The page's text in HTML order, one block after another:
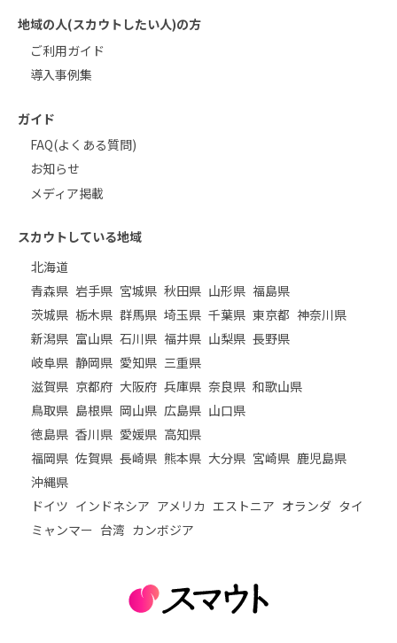
地域の人(スカウトしたい人)の方
ご利用ガイド
導入事例集
ガイド
FAQ(よくある質問)
お知らせ
メディア掲載
スカウトしている地域
北海道
青森県 岩手県 宮城県 秋田県 山形県 福島県
茨城県 栃木県 群馬県 埼玉県 千葉県 東京都 神奈川県
新潟県 富山県 石川県 福井県 山梨県 長野県
岐阜県 静岡県 愛知県 三重県
滋賀県 京都府 大阪府 兵庫県 奈良県 和歌山県
鳥取県 島根県 岡山県 広島県 山口県
徳島県 香川県 愛媛県 高知県
福岡県 佐賀県 長崎県 熊本県 大分県 宮崎県 鹿児島県
沖縄県
ドイツ インドネシア アメリカ エストニア オランダ タイ
ミャンマー 台湾 カンボジア